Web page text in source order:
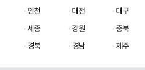
인천 대전
대구
세종 강원
충북
경북 경남 제주